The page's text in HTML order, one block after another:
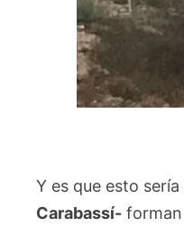
Y es que esto
Carabassí-